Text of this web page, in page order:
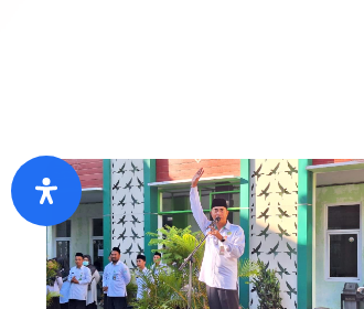
No Comments